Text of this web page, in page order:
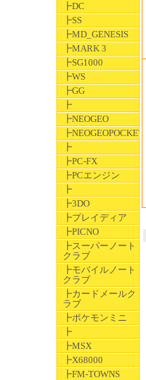
┣DC
┣SS
┣MD_GENESIS
┣MARK 3
┣SG1000
┣WS
┣GG
┣
┣NEOGEO
┣NEOGEOPOCKET
┣
┣PC-FX
┣PCエンジン
┣
┣3DO
┣プレイディア
┣PICNO
┣スーパーノート
クラブ
┣モバイルノート
クラブ
┣カードメールク
ラブ
┣ポケモンミニ
┣
┣MSX
┣X68000
┣FM-TOWNS